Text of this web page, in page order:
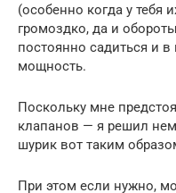
(особенно когда у
громоздко, да и
постоянно садиться и в
мощность.
Поскольку мне
клапанов — я решил
шурик вот таким
При этом если нужно,